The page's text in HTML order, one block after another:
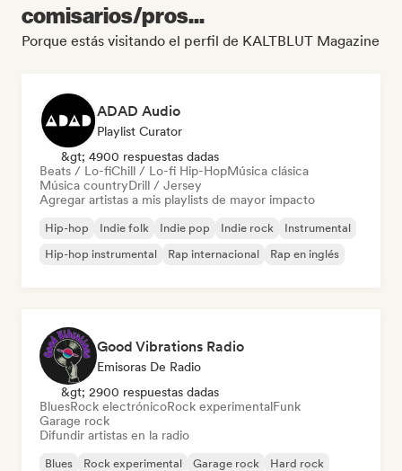
comisarios/pros...
Porque estás visitando el perfil de KALTBLUT Magazine
ADAD Audio
Playlist Curator
&gt; 4900 respuestas dadas
Beats / Lo-fiChill / Lo-fi Hip-HopMúsica clásica
Música countryDrill / Jersey
Agregar artistas a mis playlists de mayor impacto
Hip-hop Indie folk Indie pop Indie rock
Instrumental
Hip-hop instrumental
Rap internacional Rap en inglés
Good Vibrations Radio
Emisoras De Radio
&gt; 2900 respuestas dadas
BluesRock electrónicoRock experimentalFunk
Garage rock
Difundir artistas en la radio
Blues Rock experimental Garage rock
Hard rock